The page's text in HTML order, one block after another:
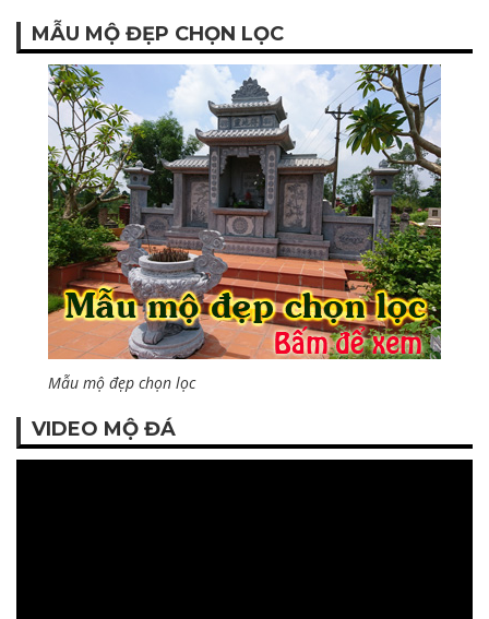
MẪU MỘ ĐẸP CHỌN LỌC
Mẫu mộ đẹp chọn lọc
VIDEO MỘ ĐÁ